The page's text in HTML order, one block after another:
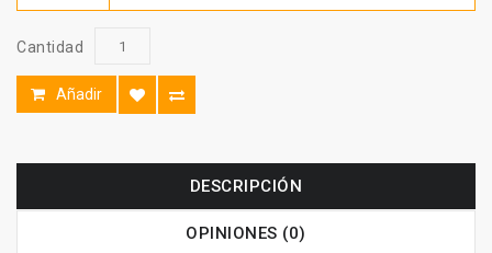
Cantidad
Añadir
DESCRIPCIÓN
OPINIONES (0)